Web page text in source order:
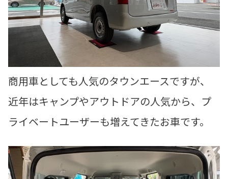
商用車としても人気のタウンエースですが、
近年はキャンプやアウトドアの人気から、プ
ライベートユーザーも増えてきたお車です。